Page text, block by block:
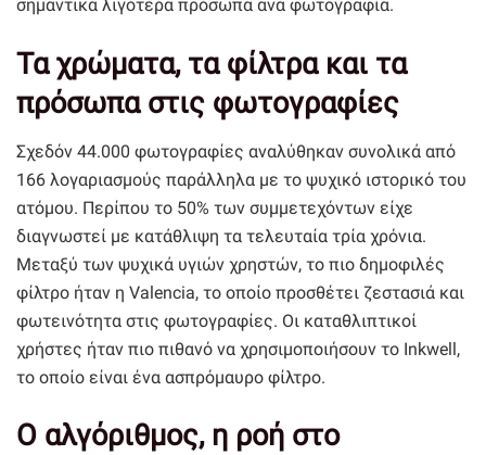
σημαντικά λιγότερα πρόσωπα ανά φωτογραφία.
Τα χρώματα, τα φίλτρα και τα
πρόσωπα στις φωτογραφίες
Σχεδόν 44.000 φωτογραφίες αναλύθηκαν συνολικά από
166 λογαριασμούς παράλληλα με το ψυχικό ιστορικό του
ατόμου. Περίπου το 50% των συμμετεχόντων είχε
διαγνωστεί με κατάθλιψη τα τελευταία τρία χρόνια.
Μεταξύ των ψυχικά υγιών χρηστών, το πιο δημοφιλές
φίλτρο ήταν η Valencia, το οποίο προσθέτει ζεστασιά και
φωτεινότητα στις φωτογραφίες. Οι καταθλιπτικοί
χρήστες ήταν πιο πιθανό να χρησιμοποιήσουν το Inkwell,
το οποίο είναι ένα ασπρόμαυρο φίλτρο.
Ο αλγόριθμος, η ροή στο